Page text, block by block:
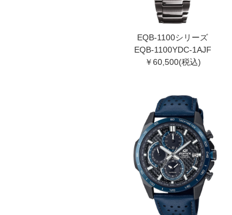
EQB-1100シリーズ
EQB-1100YDC-1AJF
￥60,500(税込)